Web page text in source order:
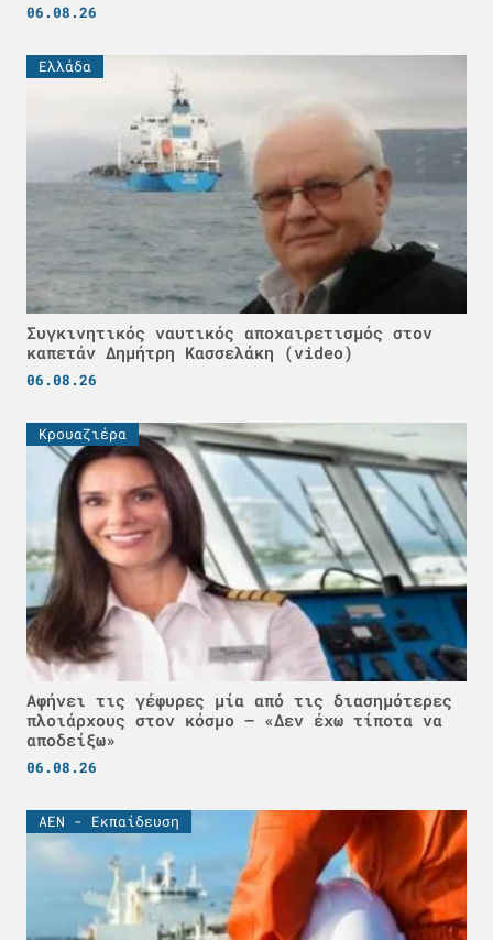
06.08.26
Ελλάδα
Συγκινητικός ναυτικός αποχαιρετισμός στον
καπετάν Δημήτρη Κασσελάκη (video)
06.08.26
Κρουαζιέρα
Αφήνει τις γέφυρες μία από τις διασημότερες
πλοιάρχους στον κόσμο – «Δεν έχω τίποτα να
αποδείξω»
06.08.26
ΑΕΝ - Εκπαίδευση